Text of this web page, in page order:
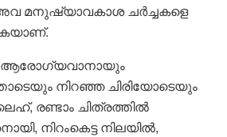
മനുഷ്യാവകാശ ചർച്ചകളെ
ആരോഗ്യവാനായും
നിറഞ്ഞ ചിരിയോടെയും
രണ്ടാം ചിത്രത്തിൽ
നിറംകെട്ട നിലയിൽ,